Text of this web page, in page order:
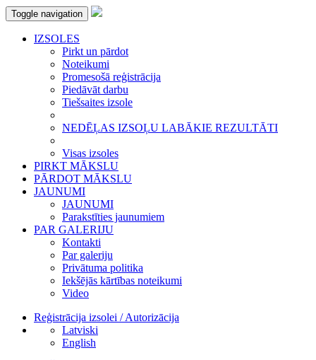
Toggle navigation
IZSOLES
Pirkt un pārdot
Noteikumi
Promesošā reģistrācija
Piedāvāt darbu
Tiešsaites izsole
NEDĒĻAS IZSOĻU LABĀKIE REZULTĀTI
Visas izsoles
PIRKT MĀKSLU
PĀRDOT MĀKSLU
JAUNUMI
JAUNUMI
Parakstīties jaunumiem
PAR GALERIJU
Kontakti
Par galeriju
Privātuma politika
Iekšējās kārtības noteikumi
Video
Reģistrācija izsolei / Autorizācija
Latviski
English